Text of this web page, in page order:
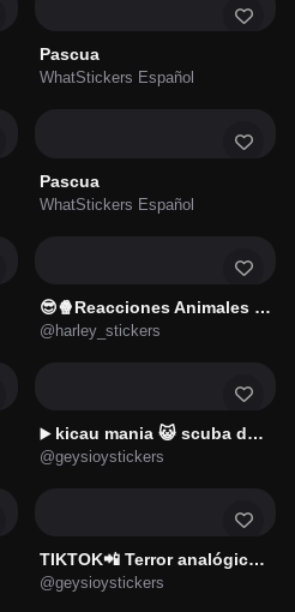
Pascua
WhatStickers Español
Pascua
WhatStickers Español
😎🍿Reacciones Animales 🫙😎
@harley_stickers
▶️ kicau mania 😺 scuba dance 🔥
@geysioystickers
TIKTOK📲 Terror analógico 😨🏴
@geysioystickers